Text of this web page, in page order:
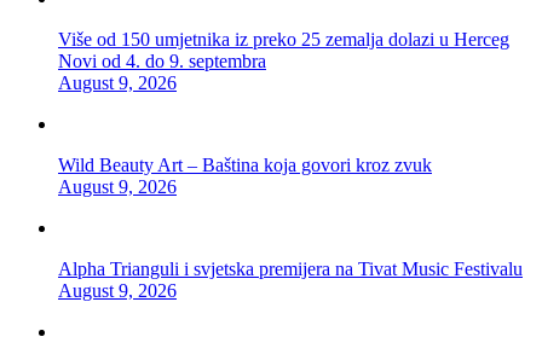
Više od 150 umjetnika iz preko 25 zemalja dolazi u Herceg
Novi od 4. do 9. septembra
August 9, 2026
Wild Beauty Art – Baština koja govori kroz zvuk
August 9, 2026
Alpha Trianguli i svjetska premijera na Tivat Music Festivalu
August 9, 2026